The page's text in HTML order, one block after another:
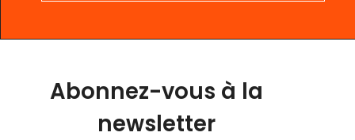
Abonnez-vous à la
newsletter